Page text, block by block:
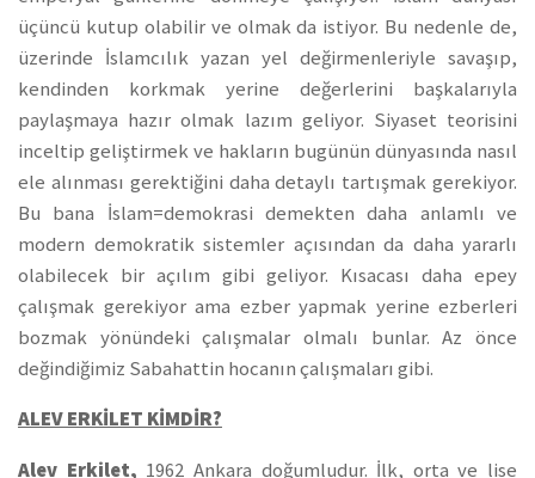
üçüncü kutup olabilir ve olmak da istiyor. Bu nedenle de,
üzerinde İslamcılık yazan yel değirmenleriyle savaşıp,
kendinden korkmak yerine değerlerini başkalarıyla
paylaşmaya hazır olmak lazım geliyor. Siyaset teorisini
inceltip geliştirmek ve hakların bugünün dünyasında nasıl
ele alınması gerektiğini daha detaylı tartışmak gerekiyor.
Bu bana İslam=demokrasi demekten daha anlamlı ve
modern demokratik sistemler açısından da daha yararlı
olabilecek bir açılım gibi geliyor. Kısacası daha epey
çalışmak gerekiyor ama ezber yapmak yerine ezberleri
bozmak yönündeki çalışmalar olmalı bunlar. Az önce
değindiğimiz Sabahattin hocanın çalışmaları gibi.
ALEV ERKİLET KİMDİR?
Alev Erkilet, 1962 Ankara doğumludur. İlk, orta ve lise